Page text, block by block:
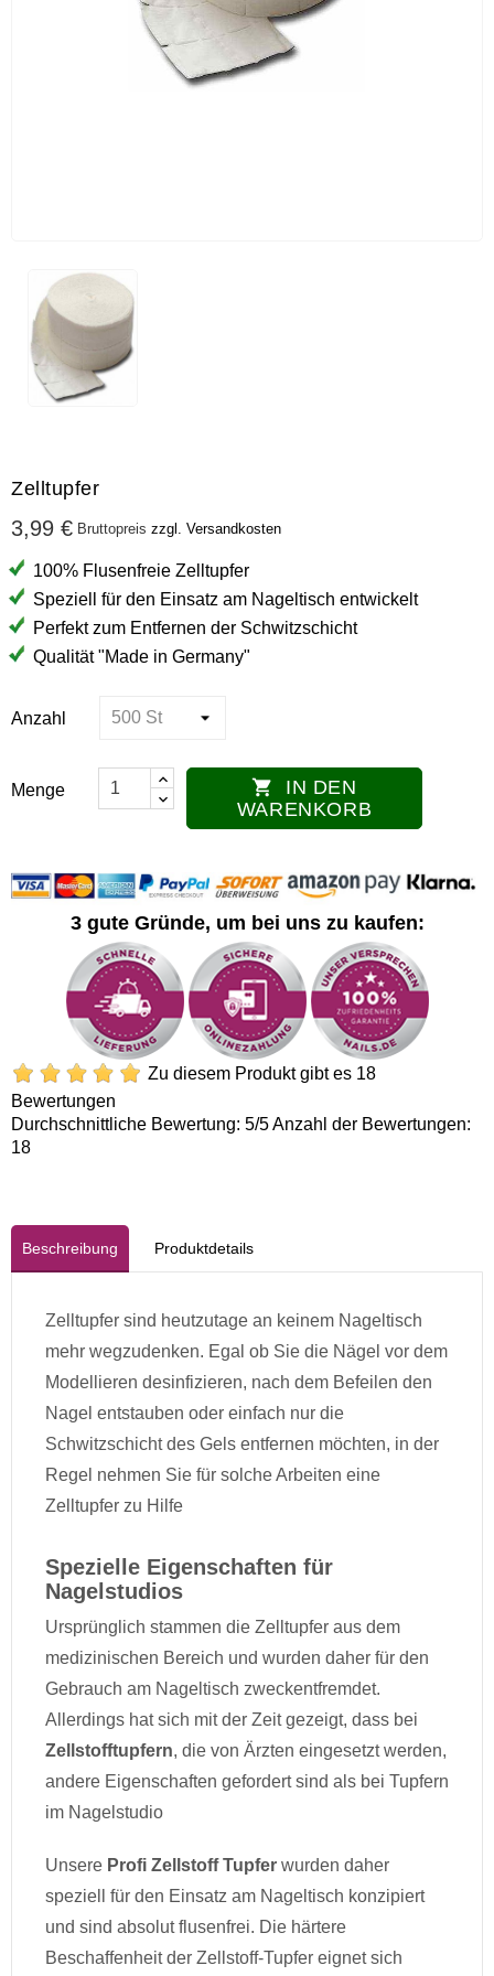
Zelltupfer
3,99 € Bruttopreis zzgl. Versandkosten
100% Flusenfreie Zelltupfer
Speziell für den Einsatz am Nageltisch entwickelt
Perfekt zum Entfernen der Schwitzschicht
Qualität "Made in Germany"
Anzahl
Menge 
WARENKORB
3 gute Gründe, um bei uns zu kaufen:
Zu diesem Produkt gibt es 18
Bewertungen
Durchschnittliche Bewertung: 5/5 Anzahl der Bewertungen:
18
Beschreibung Produktdetails
Zelltupfer sind heutzutage an keinem Nageltisch
mehr wegzudenken. Egal ob Sie die Nägel vor dem
Modellieren desinfizieren, nach dem Befeilen den
Nagel entstauben oder einfach nur die
Schwitzschicht des Gels entfernen möchten, in der
Regel nehmen Sie für solche Arbeiten eine
Zelltupfer zu Hilfe
Spezielle Eigenschaften für
Nagelstudios
Ursprünglich stammen die Zelltupfer aus dem
medizinischen Bereich und wurden daher für den
Gebrauch am Nageltisch zweckentfremdet.
Allerdings hat sich mit der Zeit gezeigt, dass bei
Zellstofftupfern, die von Ärzten eingesetzt werden,
andere Eigenschaften gefordert sind als bei Tupfern
im Nagelstudio
Unsere Profi Zellstoff Tupfer wurden daher
speziell für den Einsatz am Nageltisch konzipiert
und sind absolut flusenfrei. Die härtere
Beschaffenheit der Zellstoff-Tupfer eignet sich